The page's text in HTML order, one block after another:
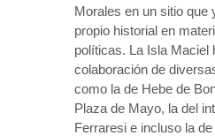
Morales en un sitio que
propio historial en
políticas. La Isla Maciel
colaboración de
como la de Hebe de
Plaza de Mayo, la del
Ferraresi e incluso la